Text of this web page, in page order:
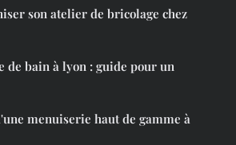
son atelier de bricolage chez
de bain à lyon : guide pour un
menuiserie haut de gamme à